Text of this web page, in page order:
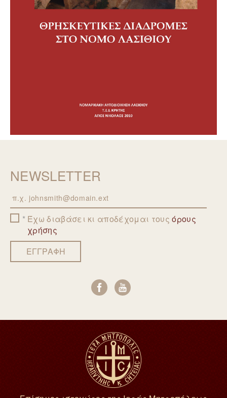
NEWSLETTER
Email Έχω διαβάσει κι αποδέχομαι τουςόρους
χρήσης
ΕΓΓΡΑΦΗ